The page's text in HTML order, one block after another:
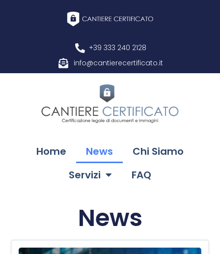
+39 333 240 2128
info@cantierecertificato.it
Home News
Chi Siamo
Servizi
FAQ
News